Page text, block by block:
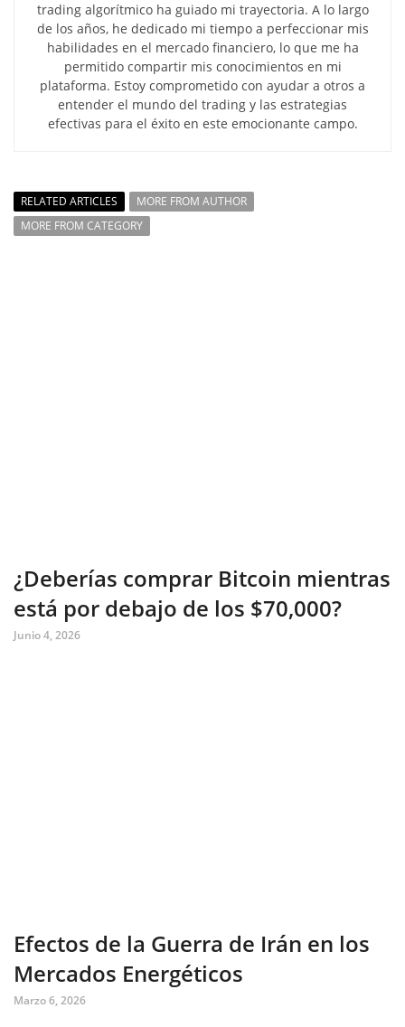
trading algorítmico ha guiado mi trayectoria. A lo largo
de los años, he dedicado mi tiempo a perfeccionar mis
habilidades en el mercado financiero, lo que me ha
permitido compartir mis conocimientos en mi
plataforma. Estoy comprometido con ayudar a otros a
entender el mundo del trading y las estrategias
efectivas para el éxito en este emocionante campo.
RELATED ARTICLES
MORE FROM AUTHOR
MORE FROM CATEGORY
¿Deberías comprar Bitcoin mientras
está por debajo de los $70,000?
Junio 4, 2026
Efectos de la Guerra de Irán en los
Mercados Energéticos
Marzo 6, 2026